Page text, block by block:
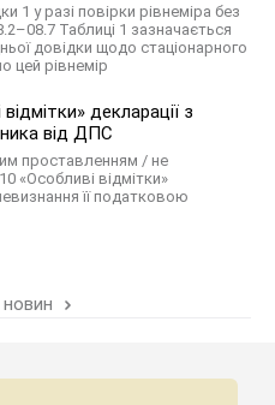
1 у разі повірки рівнеміра без
Таблиці 1 зазначається
довідки щодо стаціонарного
цей рівнемір
декларації з
від ДПС
проставленням / не
«Особливі відмітки»
її податковою